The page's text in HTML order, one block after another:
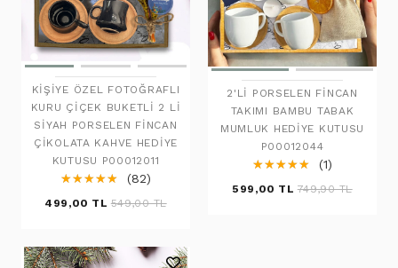
KIŞIYE ÖZEL FOTOĞRAFLI
KURU ÇIÇEK BUKETLI 2 LI
SIYAH PORSELEN FINCAN
ÇIKOLATA KAHVE HEDIYE
KUTUSU P00012011
☆☆☆☆☆
★★★★★ (82)
499,00 TL 549,00 TL
2'LI PORSELEN FINCAN
TAKIMI BAMBU TABAK
MUMLUK HEDIYE KUTUSU
P00012044
☆☆☆☆☆
★★★★★ (1)
599,00 TL 749,90 TL